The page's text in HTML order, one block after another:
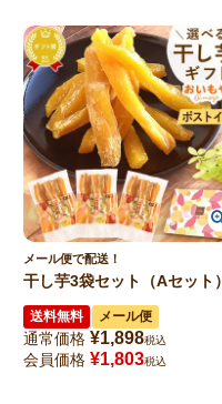
メール便で配送！
干し芋3袋セット（Aセット）
送料無料 メール便
通常価格 ¥1,898税込
会員価格 ¥1,803税込